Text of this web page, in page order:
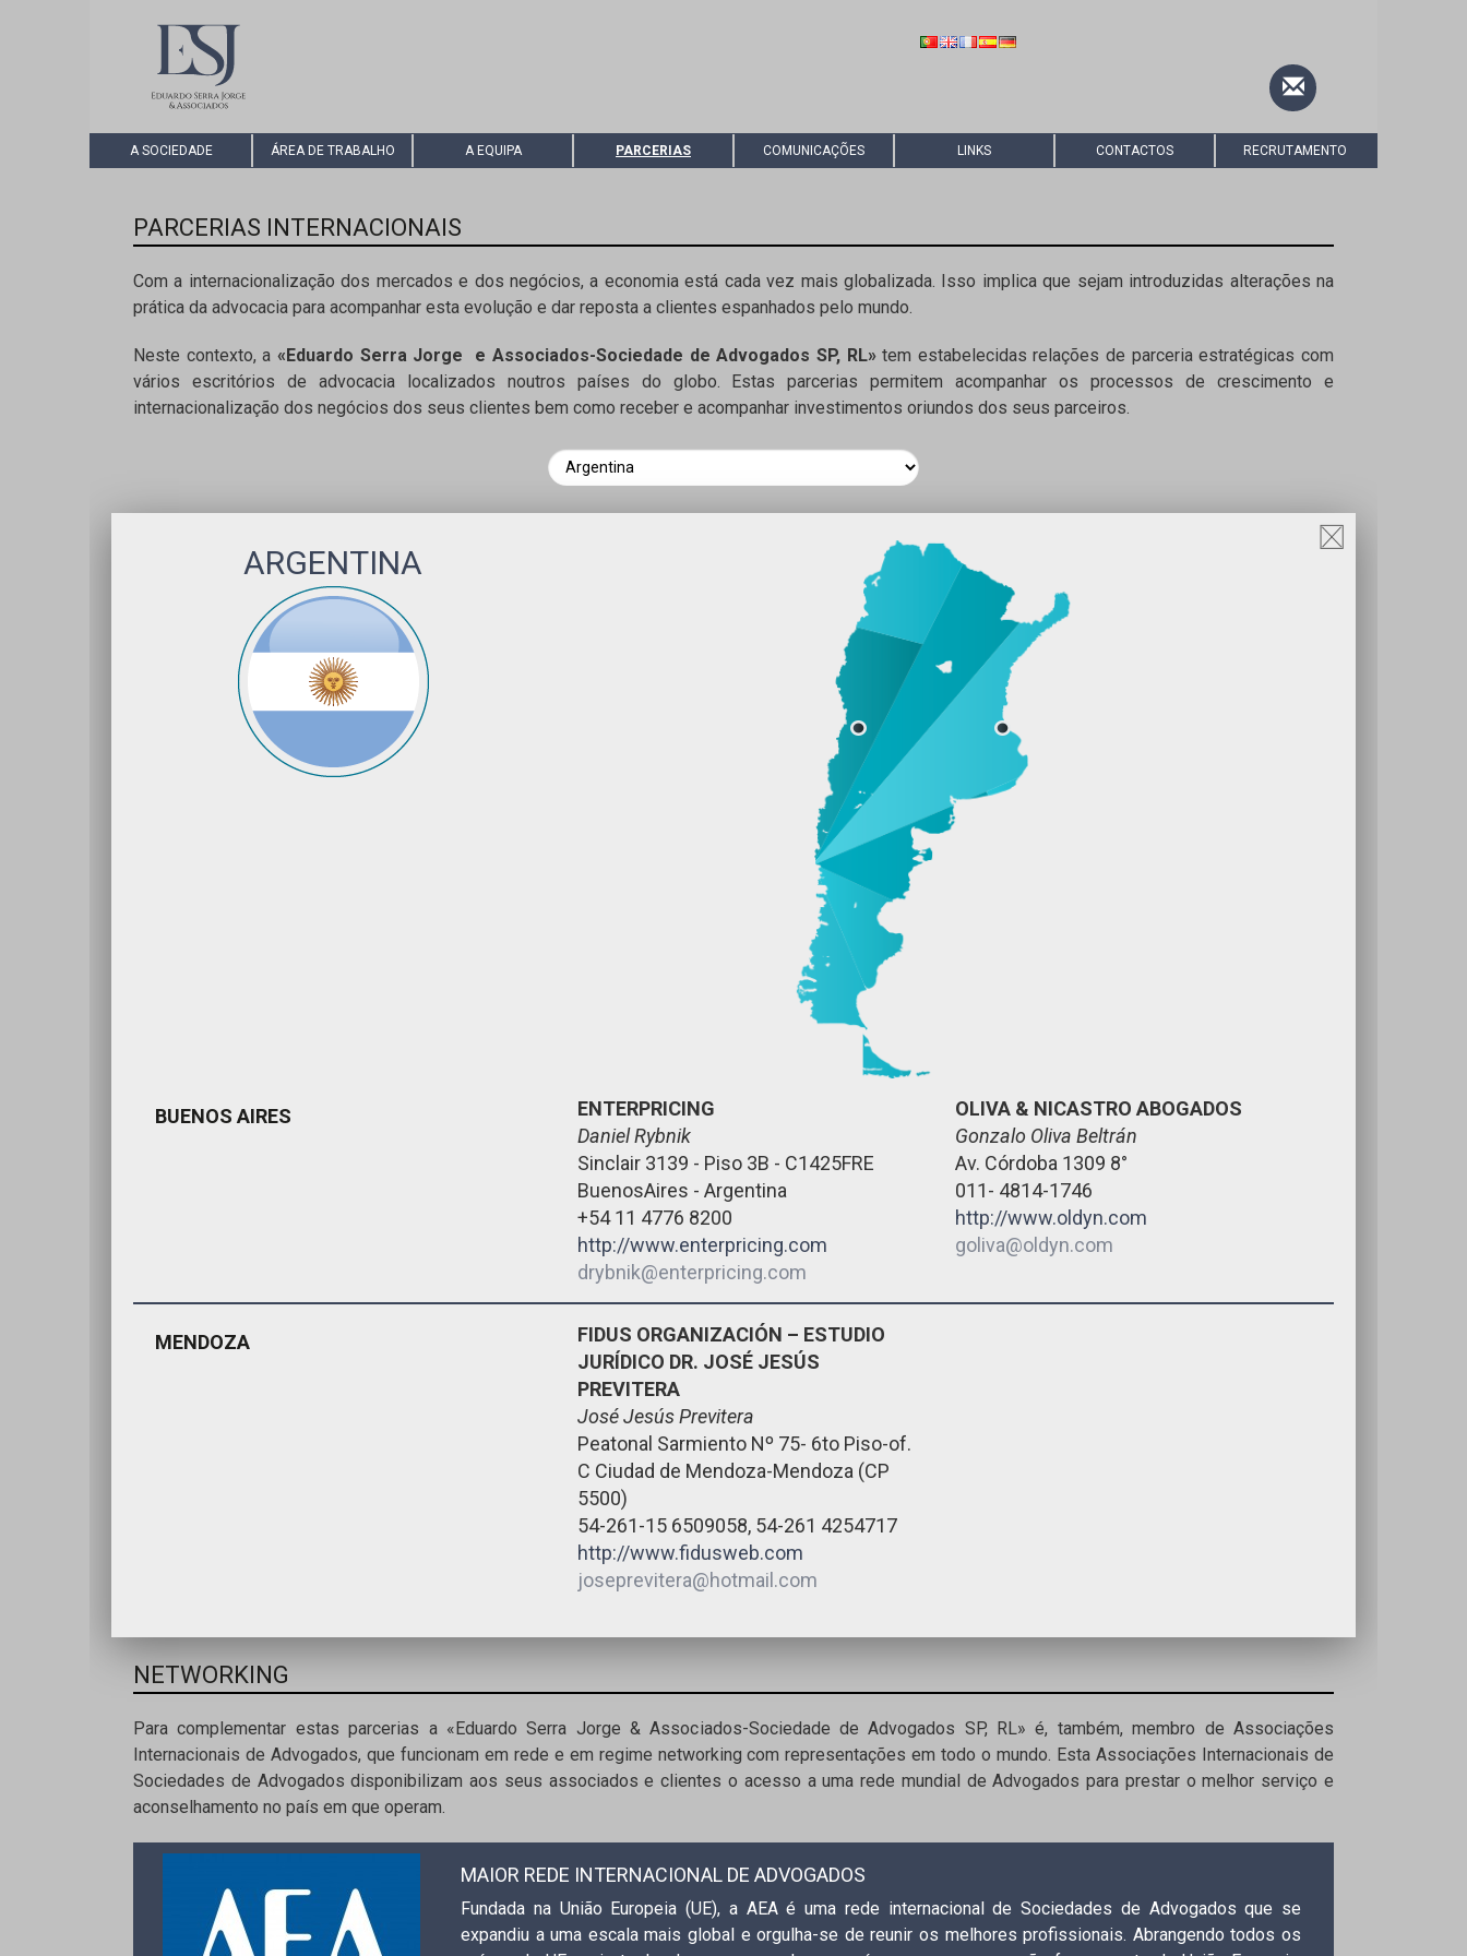
A SOCIEDADE ÁREA DE TRABALHO A EQUIPA PARCERIAS COMUNICAÇÕES LINKS CONTACTOS RECRUTAMENTO
PARCERIAS INTERNACIONAIS
Com a internacionalização dos mercados e dos negócios, a economia está cada vez mais globalizada. Isso implica que sejam introduzidas alterações na
prática da advocacia para acompanhar esta evolução e dar reposta a clientes espanhados pelo mundo.
Neste contexto, a «Eduardo Serra Jorge e Associados-Sociedade de Advogados SP, RL»tem estabelecidas relações de parceria estratégicas com
vários escritórios de advocacia localizados noutros países do globo. Estas parcerias permitem acompanhar os processos de crescimento e
internacionalização dos negócios dos seus clientes bem como receber e acompanhar investimentos oriundos dos seus parceiros.
ARGENTINA
BUENOS AIRES
ENTERPRICING
Daniel Rybnik
Sinclair 3139 - Piso 3B - C1425FRE
BuenosAires - Argentina
+54 11 4776 8200
http://www.enterpricing.com
drybnik@enterpricing.com
OLIVA & NICASTRO ABOGADOS
Gonzalo Oliva Beltrán
Av. Córdoba 1309 8°
011- 4814-1746
http://www.oldyn.com
goliva@oldyn.com
MENDOZA
FIDUS ORGANIZACIÓN – ESTUDIO
JURÍDICO DR. JOSÉ JESÚS
PREVITERA
José Jesús Previtera
Peatonal Sarmiento Nº 75- 6to Piso-of.
C Ciudad de Mendoza-Mendoza (CP
5500)
54-261-15 6509058, 54-261 4254717
http://www.fidusweb.com
joseprevitera@hotmail.com
NETWORKING
Para complementar estas parcerias a «Eduardo Serra Jorge & Associados-Sociedade de Advogados SP, RL» é, também, membro de Associações
Internacionais de Advogados, que funcionam em rede e em regime networking com representações em todo o mundo. Esta Associações Internacionais de
Sociedades de Advogados disponibilizam aos seus associados e clientes o acesso a uma rede mundial de Advogados para prestar o melhor serviço e
aconselhamento no país em que operam.
MAIOR REDE INTERNACIONAL DE ADVOGADOS
Fundada na União Europeia (UE), a AEA é uma rede internacional de Sociedades de Advogados que se
expandiu a uma escala mais global e orgulha-se de reunir os melhores profissionais. Abrangendo todos os